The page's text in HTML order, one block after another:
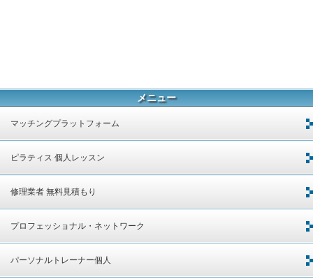
メニュー
マッチングプラットフォーム
ピラティス 個人レッスン
修理業者 無料見積もり
プロフェッショナル・ネットワーク
パーソナルトレーナー個人